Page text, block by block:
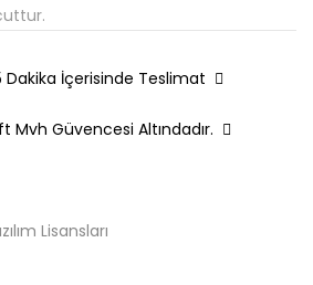
Dakika İçerisinde Teslimat
Mvh Güvencesi Altındadır.
Lisansları